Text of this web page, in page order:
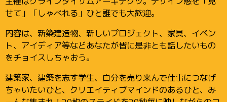
せて」「しゃべれる」ひと誰でも大歓迎。
内容は、新築建造物、新しいプロジェクト、家具、イベン
ト、アイディア等などあなたが皆に是非とも話したいもの
をチョイスしちゃおう。
建築家、建築を志す学生、自分を売り来んで仕事につなげ
ちゃいたいひと、クリエイティブマインドのあるひと、み